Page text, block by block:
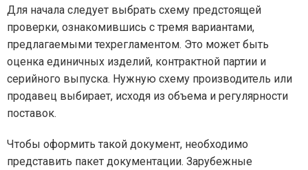
Для начала следует выбрать схему предстоящей
проверки, ознакомившись с тремя вариантами,
предлагаемыми техрегламентом. Это может быть
оценка единичных изделий, контрактной партии и
серийного выпуска. Нужную схему производитель или
продавец выбирает, исходя из объема и регулярности
поставок.
Чтобы оформить такой документ, необходимо
представить пакет документации. Зарубежные